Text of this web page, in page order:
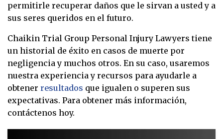
permitirle recuperar daños que le sirvan a usted y a
sus seres queridos en el futuro.
Chaikin Trial Group Personal Injury Lawyers tiene
un historial de éxito en casos de muerte por
negligencia y muchos otros. En su caso, usaremos
nuestra experiencia y recursos para ayudarle a
obtener resultados que igualen o superen sus
expectativas. Para obtener más información,
contáctenos hoy.